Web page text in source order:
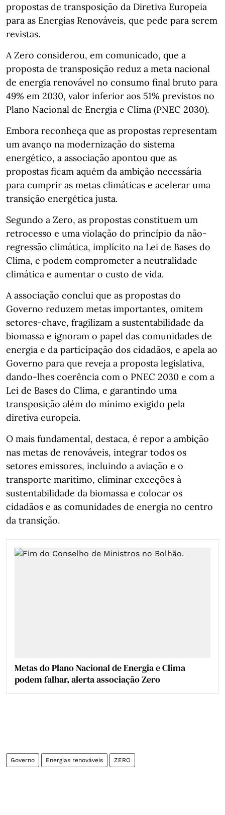
propostas de transposição da Diretiva Europeia
para as Energias Renováveis, que pede para serem
revistas.
A Zero considerou, em comunicado, que a
proposta de transposição reduz a meta nacional
de energia renovável no consumo final bruto para
49% em 2030, valor inferior aos 51% previstos no
Plano Nacional de Energia e Clima (PNEC 2030).
Embora reconheça que as propostas representam
um avanço na modernização do sistema
energético, a associação apontou que as
propostas ficam aquém da ambição necessária
para cumprir as metas climáticas e acelerar uma
transição energética justa.
Segundo a Zero, as propostas constituem um
retrocesso e uma violação do princípio da não-
regressão climática, implícito na Lei de Bases do
Clima, e podem comprometer a neutralidade
climática e aumentar o custo de vida.
A associação conclui que as propostas do
Governo reduzem metas importantes, omitem
setores-chave, fragilizam a sustentabilidade da
biomassa e ignoram o papel das comunidades de
energia e da participação dos cidadãos, e apela ao
Governo para que reveja a proposta legislativa,
dando-lhes coerência com o PNEC 2030 e com a
Lei de Bases do Clima, e garantindo uma
transposição além do mínimo exigido pela
diretiva europeia.
O mais fundamental, destaca, é repor a ambição
nas metas de renováveis, integrar todos os
setores emissores, incluindo a aviação e o
transporte marítimo, eliminar exceções à
sustentabilidade da biomassa e colocar os
cidadãos e as comunidades de energia no centro
da transição.
Metas do Plano Nacional de Energia e Clima
podem falhar, alerta associação Zero
Governo Energias renováveis ZERO